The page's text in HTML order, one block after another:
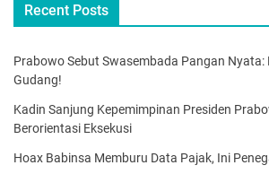
Recent Posts
Prabowo Sebut Swasembada Pangan Nyata:
Gudang!
Kadin Sanjung Kepemimpinan Presiden
Berorientasi Eksekusi
Hoax Babinsa Memburu Data Pajak, Ini